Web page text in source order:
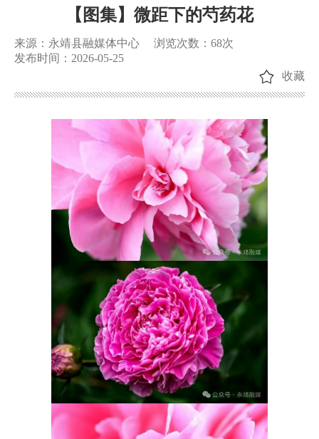
【图集】微距下的芍药花
来源：永靖县融媒体中心 浏览次数： 68次
发布时间：2026-05-25
收藏